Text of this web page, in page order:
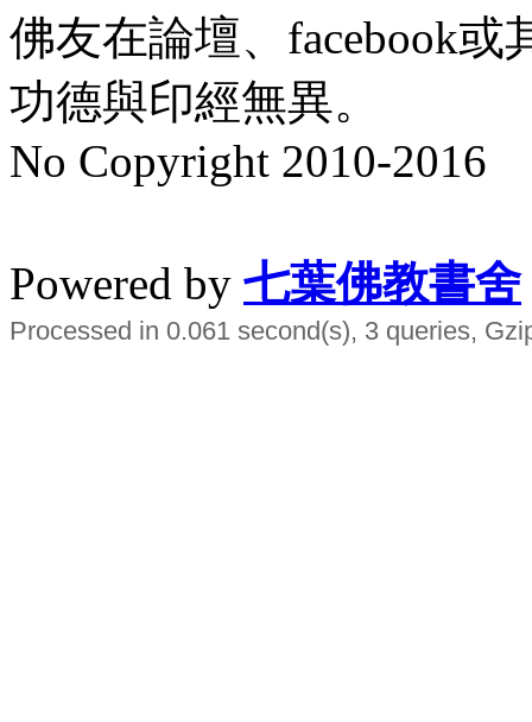
佛友在論壇、facebook
功德與印經無異。
No Copyright 2010-2016
Powered by 七葉佛教書舍
Processed in 0.061 second(s), 3 queries,